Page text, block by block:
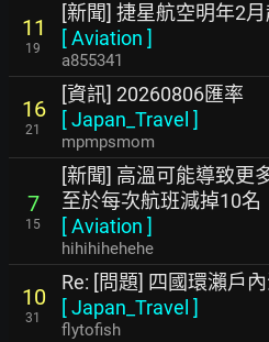
11
19
[新聞] 捷星航空明年2
[Aviation ]
a855341
16
21
[資訊] 20260806匯率
[Japan_Travel ]
mpmpsmom
7
15
[新聞] 高溫可能導致
至於每次航班減掉10名
[Aviation ]
hihihihehehe
10
31
Re: [問題] 四國環瀨戶
[Japan_Travel ]
flytofish